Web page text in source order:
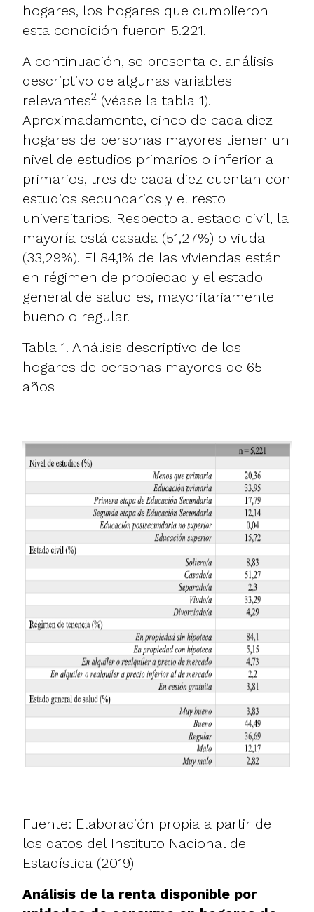
hogares, los hogares que cumplieron
esta condición fueron 5.221.
A continuación, se presenta el análisis
descriptivo de algunas variables
relevantes2 (véase la tabla 1).
Aproximadamente, cinco de cada diez
hogares de personas mayores tienen un
nivel de estudios primarios o inferior a
primarios, tres de cada diez cuentan con
estudios secundarios y el resto
universitarios. Respecto al estado civil, la
mayoría está casada (51,27%) o viuda
(33,29%). El 84,1% de las viviendas están
en régimen de propiedad y el estado
general de salud es, mayoritariamente
bueno o regular.
Tabla 1. Análisis descriptivo de los
hogares de personas mayores de 65
años
Fuente: Elaboración propia a partir de
los datos del Instituto Nacional de
Estadística (2019)
Análisis de la renta disponible por